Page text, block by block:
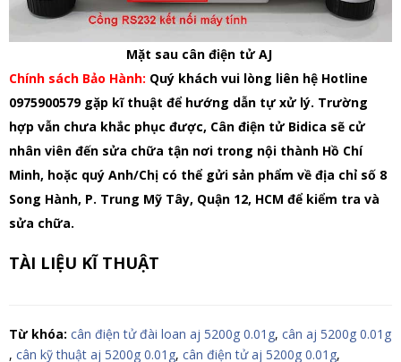
Mặt sau cân điện tử AJ
Chính sách Bảo Hành: Quý khách vui lòng liên hệ Hotline
0975900579 gặp kĩ thuật để hướng dẫn tự xử lý. Trường
hợp vẫn chưa khắc phục được, Cân điện tử Bidica sẽ cử
nhân viên đến sửa chữa tận nơi trong nội thành Hồ Chí
Minh, hoặc quý Anh/Chị có thể gửi sản phẩm về địa chỉ số 8
Song Hành, P. Trung Mỹ Tây, Quận 12, HCM để kiểm tra và
sửa chữa.
TÀI LIỆU KĨ THUẬT
Từ khóa: cân điện tử đài loan aj 5200g 0.01g, cân aj 5200g 0.01g
, cân kỹ thuật aj 5200g 0.01g, cân điện tử aj 5200g 0.01g,